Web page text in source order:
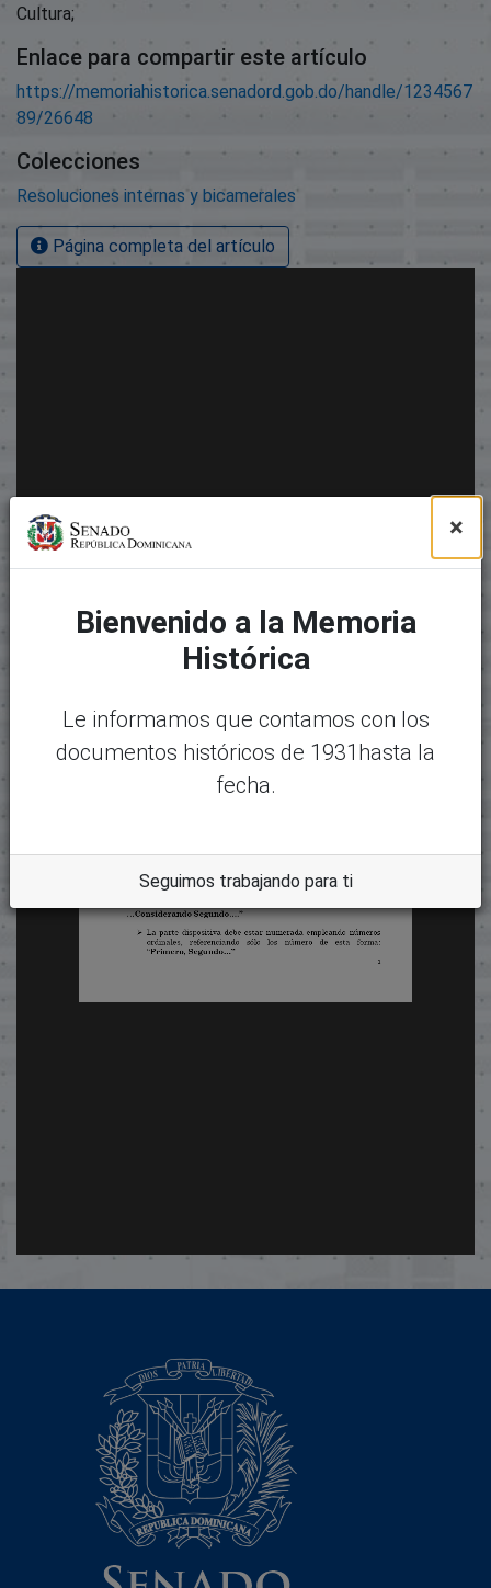
Cultura;
Enlace para compartir este artículo
https://memoriahistorica.senadord.gob.do/handle/1234567
89/26648
Colecciones
Resoluciones internas y bicamerales
Página completa del artículo
×
Bienvenido a la Memoria
Histórica
Le informamos que contamos con los
documentos históricos de 1931hasta la
fecha.
Seguimos trabajando para ti